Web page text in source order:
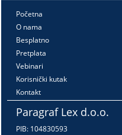
Početna
O nama
Besplatno
Pretplata
Vebinari
Korisnički kutak
Kontakt
Paragraf Lex d.o.o.
PIB: 104830593